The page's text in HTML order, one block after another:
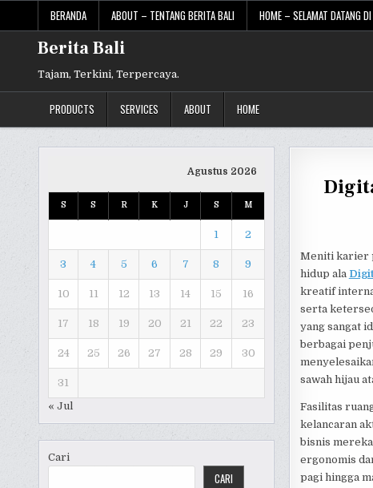
content
BERANDA ABOUT – TENTANG BERITA BALI HOME – SELAMAT DATANG
Berita Bali
Tajam, Terkini, Terpercaya.
PRODUCTS SERVICES ABOUT HOME
Agustus 2026
S S R K J S M
1 2
3 4 5 6 7 8 9
10 11 12 13 14 15 16
17 18 19 20 21 22 23
24 25 26 27 28 29 30
31
« Jul
Cari
CARI
Meniti karier
hidup ala
kreatif
serta
yang sangat
berbagai
sawah hijau
Fasilitas
kelancaran
bisnis
ergonomis
pagi hingga